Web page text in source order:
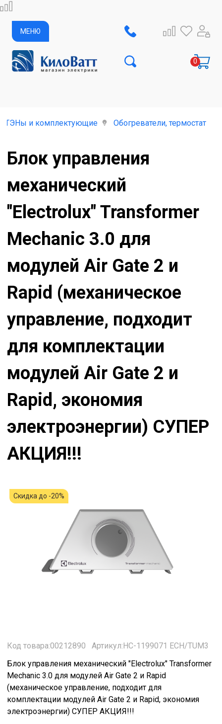
МЕНЮ
ТЭНы и комплектующие Обогреватели, термостаты,
Блок управления
механический
"Electrolux" Transformer
Mechanic 3.0 для
модулей Air Gate 2 и
Rapid (механическое
управление, подходит
для комплектации
модулей Air Gate 2 и
Rapid, экономия
электроэнергии) СУПЕР
АКЦИЯ!!!
Скидка до -20%
Код товара:00212890
Артикул:НС-1199071 ECH/TUM3
Блок управления механический "Electrolux" Transformer
Mechanic 3.0 для модулей Air Gate 2 и Rapid
(механическое управление, подходит для
комплектации модулей Air Gate 2 и Rapid, экономия
электроэнергии) СУПЕР АКЦИЯ!!!